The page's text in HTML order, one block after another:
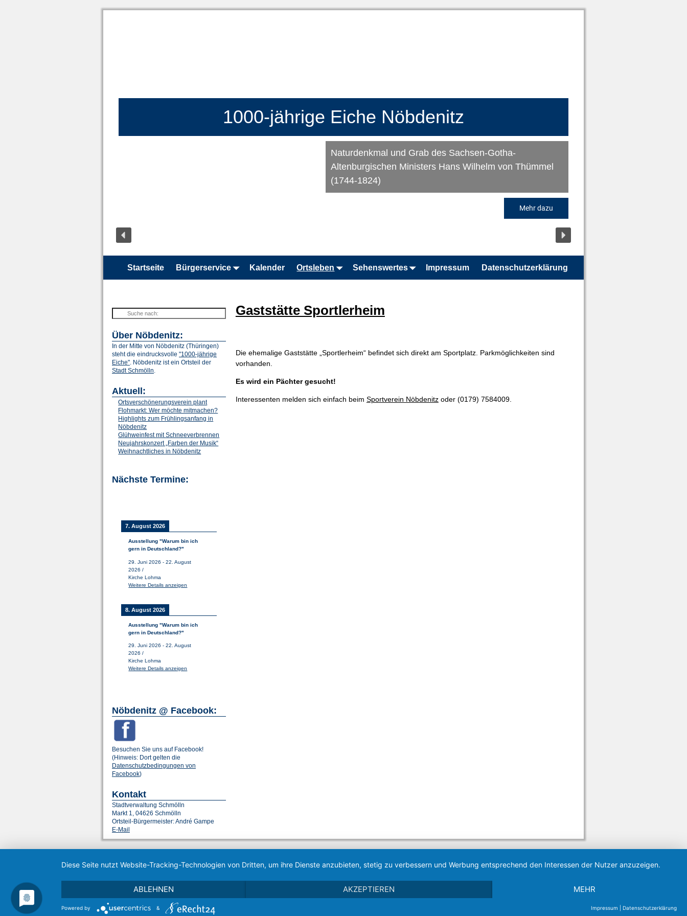
1000-jährige Eiche Nöbdenitz
Naturdenkmal und Grab des Sachsen-Gotha-
Altenburgischen Ministers Hans Wilhelm von Thümmel
(1744-1824)
Mehr dazu
Startseite Bürgerservice Kalender Ortsleben Sehenswertes Impressum Datenschutzerklärung
Gaststätte Sportlerheim
Die ehemalige Gaststätte „Sportlerheim“ befindet sich direkt am Sportplatz. Parkmöglichkeiten sind
vorhanden.
Es wird ein Pächter gesucht!
Interessenten melden sich einfach beim Sportverein Nöbdenitzoder (0179) 7584009.
Über Nöbdenitz:
In der Mitte von Nöbdenitz (Thüringen)
steht die eindrucksvolle "1000-jährige
Eiche". Nöbdenitz ist ein Ortsteil der
Stadt Schmölln.
Aktuell:
Ortsverschönerungsverein plant
Flohmarkt: Wer möchte mitmachen?
Highlights zum Frühlingsanfang in
Nöbdenitz
Glühweinfest mit Schneeverbrennen
Neujahrskonzert „Farben der Musik“
Weihnachtliches in Nöbdenitz
Nächste Termine:
7. August 2026
Ausstellung "Warum bin ich
gern in Deutschland?"
29. Juni 2026 -22. August
2026 /
Kirche Lohma
Weitere Details anzeigen
8. August 2026
Ausstellung "Warum bin ich
gern in Deutschland?"
29. Juni 2026 -22. August
2026 /
Kirche Lohma
Weitere Details anzeigen
Nöbdenitz @ Facebook:
Besuchen Sie uns auf Facebook!
(Hinweis: Dort gelten die
Datenschutzbedingungen von
Facebook)
Kontakt
Stadtverwaltung Schmölln
Markt 1, 04626 Schmölln
Ortsteil-Bürgermeister: André Gampe
E-Mail
Diese Seite nutzt Website-Tracking-Technologien von Dritten, um ihre Dienste anzubieten, stetig zu verbessern und Werbung entsprechend den Interessen der Nutzer anzuzeigen.
ABLEHNEN AKZEPTIEREN MEHR
Powered by & Impressum Datenschutzerklärung